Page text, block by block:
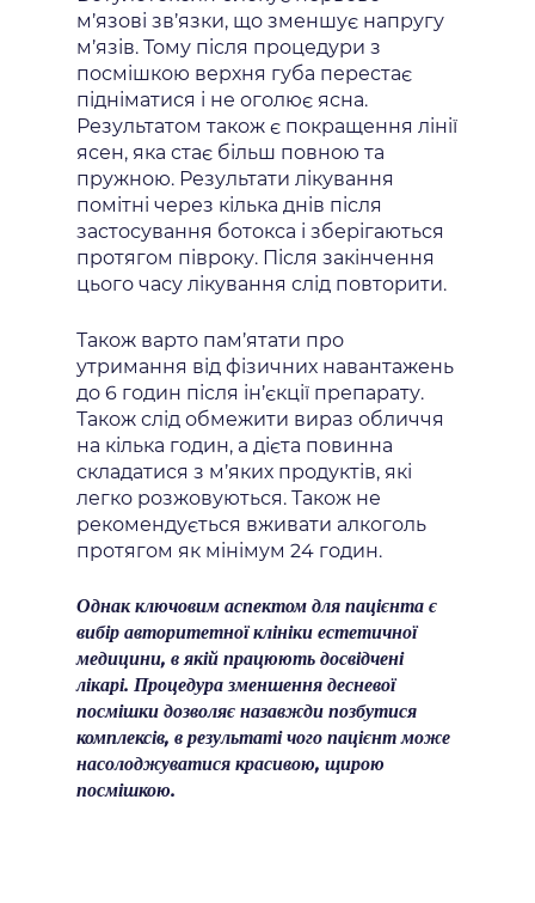
м’язові зв’язки, що зменшує напругу
м’язів. Тому після процедури з
посмішкою верхня губа перестає
підніматися і не оголює ясна.
Результатом також є покращення лінії
ясен, яка стає більш повною та
пружною. Результати лікування
помітні через кілька днів після
застосування ботокса і зберігаються
протягом півроку. Після закінчення
цього часу лікування слід повторити.
Також варто пам’ятати про
утримання від фізичних навантажень
до 6 годин після ін’єкції препарату.
Також слід обмежити вираз обличчя
на кілька годин, а дієта повинна
складатися з м’яких продуктів, які
легко розжовуються. Також не
рекомендується вживати алкоголь
протягом як мінімум 24 годин.
Однак ключовим аспектом для пацієнта є
вибір авторитетної клініки естетичної
медицини, в якій працюють досвідчені
лікарі. Процедура зменшення десневої
посмішки дозволяє назавжди позбутися
комплексів, в результаті чого пацієнт може
насолоджуватися красивою, щирою
посмішкою.